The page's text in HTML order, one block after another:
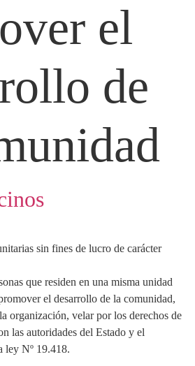
el
de
sin fines de lucro de carácter
que residen en una misma unidad
el desarrollo de la comunidad,
organización, velar por los derechos de
las autoridades del Estado y el
ley Nº 19.418.